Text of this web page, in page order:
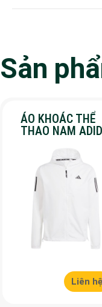
Sản
ÁO KHOÁC THỂ
THAO NAM
MÀU TRẮNG
Liên hệ